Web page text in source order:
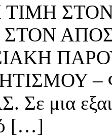
ΤΙΜΗ
ΣΤΟΝ
–
Σε μια
[…]